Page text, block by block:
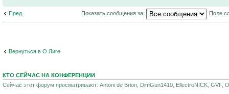
Пред. Показать сообщения за: Поле
Вернуться в О Лиге
КТО СЕЙЧАС НА КОНФЕРЕНЦИИ
Сейчас этот форум просматривают: Antoni de Brion, DimGun1410, EllectroNICK, GVF,